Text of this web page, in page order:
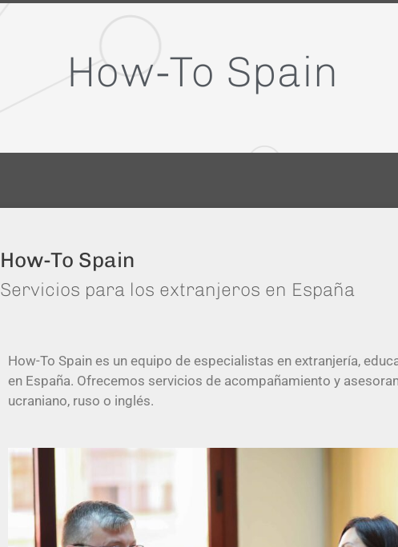
How-To Spain
How-To Spain
Servicios para los extranjeros en España
How-To Spain es un equipo de especialistas en extranjería,
en España. Ofrecemos servicios de acompañamiento y
ucraniano, ruso o inglés.